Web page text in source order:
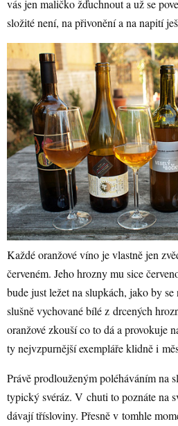
vás jen maličko žďuchnout a už se
složité není, na přivonění a na napití
Každé oranžové víno je vlastně jen
červeném. Jeho hrozny mu sice
bude just ležet na slupkách, jako by
slušně vychované bílé z drcených
oranžové zkouší co to dá a provokuje
ty nejvzpurnější exempláře klidně i
Právě prodlouženým poléháváním na
typický svéráz. V chuti to poznáte na
dávají třísloviny. Přesně v tomhle